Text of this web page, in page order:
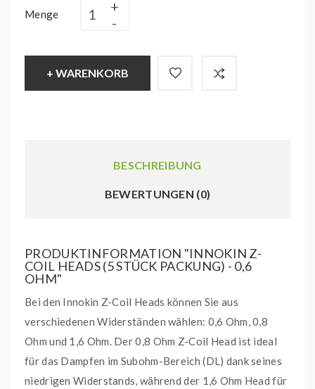
Menge
+ WARENKORB
BESCHREIBUNG
BEWERTUNGEN (0)
PRODUKTINFORMATION "INNOKIN Z-
COIL HEADS (5 STÜCK PACKUNG) - 0,6
OHM"
Bei den Innokin Z-Coil Heads können Sie aus
verschiedenen Widerständen wählen: 0,6 Ohm, 0,8
Ohm und 1,6 Ohm. Der 0,8 Ohm Z-Coil Head ist ideal
für das Dampfen im Subohm-Bereich (DL) dank seines
niedrigen Widerstands, während der 1,6 Ohm Head für